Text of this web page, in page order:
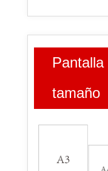
Pantalla
tamaño